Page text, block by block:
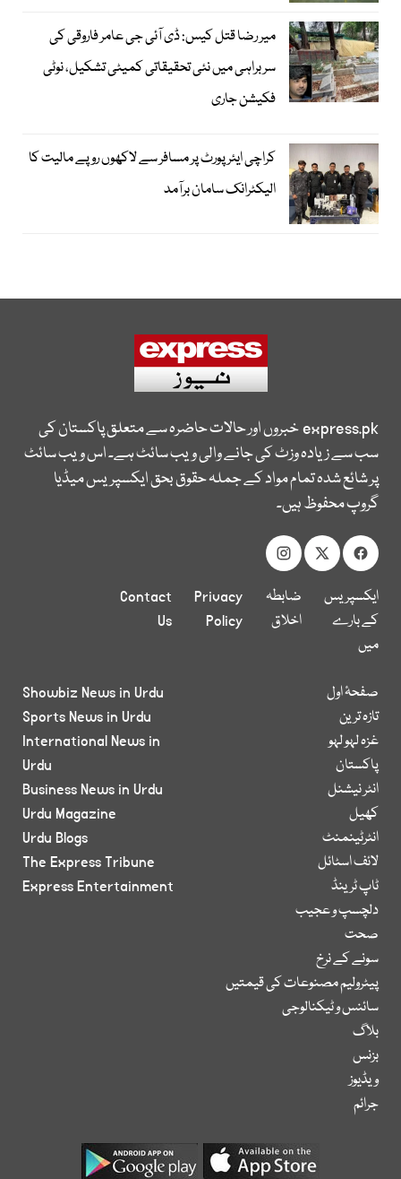
میر رضا قتل کیس: ڈی آئی جی عامر فاروقی کی
سربراہی میں نئی تحقیقاتی کمیٹی تشکیل، نوٹی
فکیشن جاری
کراچی ایئرپورٹ پر مسافر سے لاکھوں روپے مالیت کا
الیکٹرانک سامان برآمد
express.pkخبروں اور حالات حاضرہ سے متعلق پاکستان کی
سب سے زیادہ وزٹ کی جانے والی ویب سائٹ ہے۔ اس ویب سائٹ
پر شائع شدہ تمام مواد کے جملہ حقوق بحق ایکسپریس میڈیا
گروپ محفوظ ہیں۔
ایکسپریس
کے بارے
میں
ضابطہ
اخلاق
Privacy
Policy
Contact
Us
صفحۂ اول
تازہ ترین
غزہ لہو لہو
پاکستان
انٹر نیشنل
کھیل
انٹرٹینمنٹ
لائف اسٹائل
ٹاپ ٹرینڈ
دلچسپ و عجیب
صحت
سونے کے نرخ
پیٹرولیم مصنوعات کی قیمتیں
سائنس و ٹیکنالوجی
بلاگ
بزنس
ویڈیوز
جرائم
Showbiz News in Urdu
Sports News in Urdu
International News in
Urdu
Business News in Urdu
Urdu Magazine
Urdu Blogs
The Express Tribune
Express Entertainment